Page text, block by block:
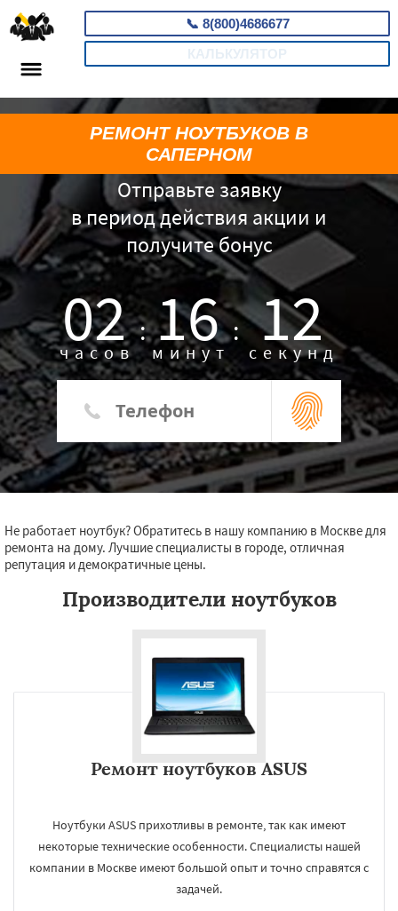
📞 8(800)4686677
КАЛЬКУЛЯТОР
Отправьте заявку
в период действия акции и
получите бонус
02 :
часов 16 :
минут 11
секунд
РЕМОНТ НОУТБУКОВ В
САПЕРНОМ
Не работает ноутбук? Обратитесь в нашу компанию в Москве для
ремонта на дому. Лучшие специалисты в городе, отличная
репутация и демократичные цены.
Производители ноутбуков
Ремонт ноутбуков ASUS
Ноутбуки ASUS прихотливы в ремонте, так как имеют
некоторые технические особенности. Специалисты нашей
компании в Москве имеют большой опыт и точно справятся с
задачей.